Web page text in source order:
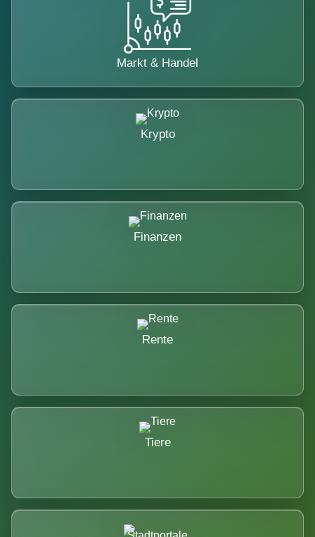
Markt & Handel
Krypto
Finanzen
Rente
Tiere